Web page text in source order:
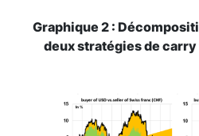
Graphique 2 :
deux stratégies de